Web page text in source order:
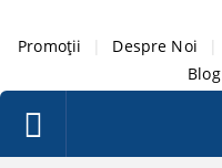
Promoții Despre Noi
Blog